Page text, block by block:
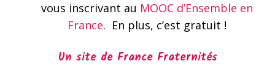
vous inscrivant au MOOC d’Ensemble en
France. En plus, c’est gratuit !
Un site de France Fraternités